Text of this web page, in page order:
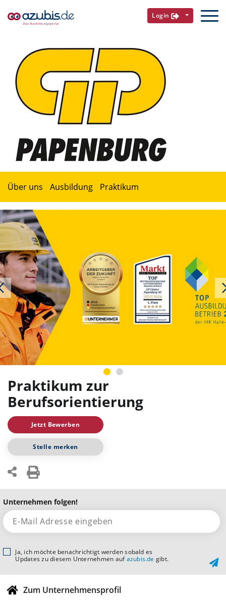
Login
Über uns Ausbildung Praktikum
Praktikum zur
Berufsorientierung
Jetzt Bewerben
Stelle merken
Unternehmen folgen!
Ja, ich möchte benachrichtigt werden sobald es
Updates zu diesem Unternehmen aufazubis.de gibt.
Zum Unternehmensprofil